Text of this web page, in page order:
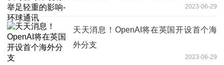
2023-06-29
天天消息！OpenAI将在英国开设首个海
外分支
2023-06-29